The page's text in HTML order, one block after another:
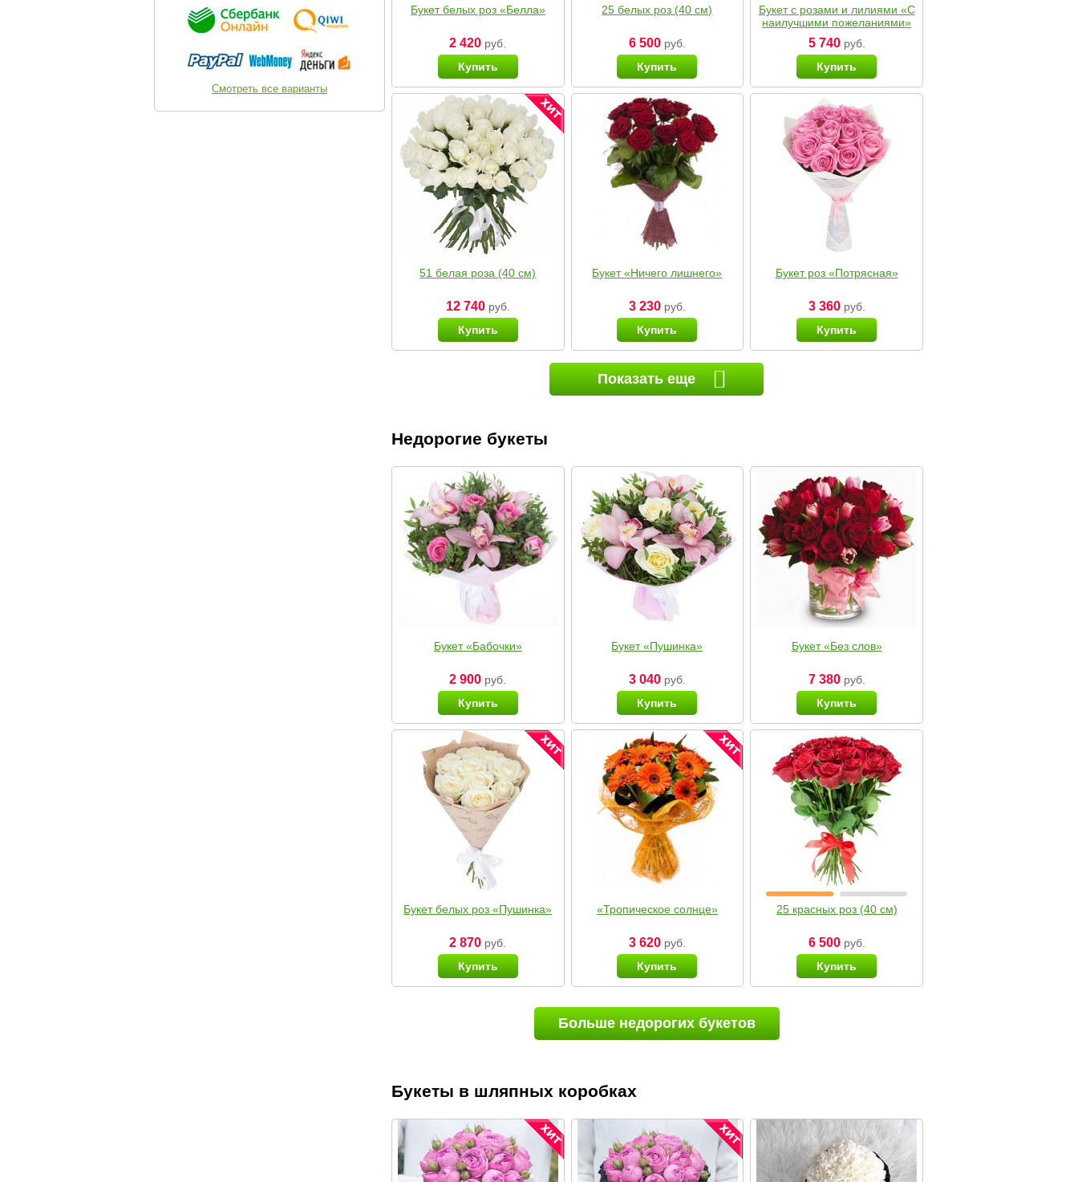
Смотреть все варианты
Букет белых роз «Белла»
2 420 руб.
Купить
25 белых роз (40 см)
6 500руб.
Купить
Букет с розами и лилиями «С
наилучшими пожеланиями»
5 740руб.
Купить
51 белая роза (40 см)
12 740руб.
Купить
Букет «Ничего лишнего»
3 230руб.
Купить
Букет роз «Потрясная»
3 360руб.
Купить
Показать еще
Недорогие букеты
Букет «Бабочки»
2 900 руб.
Купить
Букет «Пушинка»
3 040руб.
Купить
Букет «Без слов»
7 380руб.
Купить
Букет белых роз «Пушинка»
2 870 руб.
Купить
«Тропическое солнце»
3 620руб.
Купить
25 красных роз (40 см)
6 500руб.
Купить
Больше недорогих букетов
Букеты в шляпных коробках